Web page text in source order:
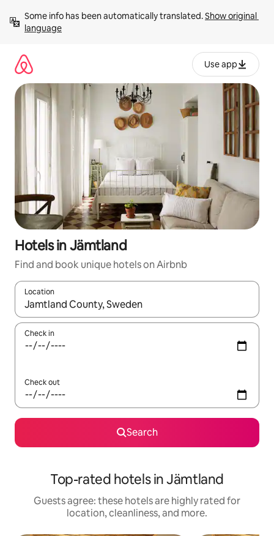
content
Some info has been automatically translated. Show original
language
Use app
Hotels in Jämtland
Find and book unique hotels on Airbnb
Location
When results are available, navigate with up and down arrow
Check in
Check out
Search
Top-rated hotels in Jämtland
Guests agree: these hotels are highly rated for
location, cleanliness, and more.